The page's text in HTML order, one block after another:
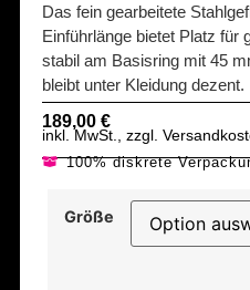
Das fein gearbeitete
Einführlänge bietet Platz für
stabil am Basisring mit 45
bleibt unter Kleidung dezent.
189,00 €
inkl. MwSt., zzgl.
100% diskrete
Größe